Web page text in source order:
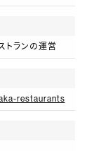
」では39位
れており、ジ
と同じ情熱を
）に注いでい
トランの運営
restaurants